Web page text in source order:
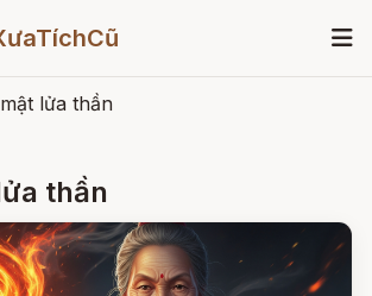
lửa thần
thần